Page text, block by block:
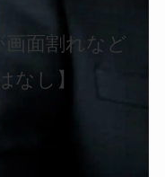
画面割れなど
なし】